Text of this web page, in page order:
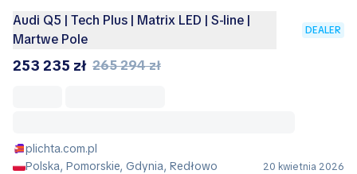
Audi Q5 | Tech Plus | Matrix LED | S-line |
Martwe Pole
DEALER
253 235 zł 265 294 zł
plichta.com.pl
Polska, Pomorskie, Gdynia, Redłowo
20 kwietnia 2026